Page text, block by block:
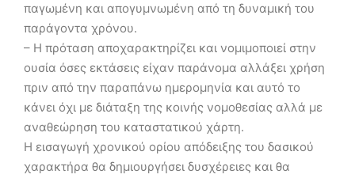
παγωμένη και απογυμνωμένη από τη δυναμική του
παράγοντα χρόνου.
– Η πρόταση αποχαρακτηρίζει και νομιμοποιεί στην
ουσία όσες εκτάσεις είχαν παράνομα αλλάξει χρήση
πριν από την παραπάνω ημερομηνία και αυτό το
κάνει όχι με διάταξη της κοινής νομοθεσίας αλλά με
αναθεώρηση του καταστατικού χάρτη.
Η εισαγωγή χρονικού ορίου απόδειξης του δασικού
χαρακτήρα θα δημιουργήσει δυσχέρειες και θα